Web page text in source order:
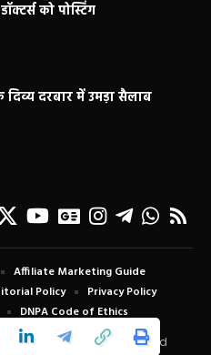
को पोस्टिंग
दिव्य दरबार में उमड़ा सैलाब
India. All Rights Reserved
Affiliate Marketing Guide
Policy
Privacy Policy
DNPA Code of Ethics